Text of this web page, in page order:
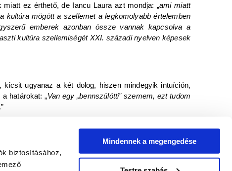
biztosításához,
Mindennek a megengedése
ez érthető, de Iancu Laura azt mondja: „ami miatt
kultúra mögött a szellemet a legkomolyabb értelemben
emberek azonban össze vannak kapcsolva a
kultúra szellemiségét XXI. századi nyelven képesek
kicsit ugyanaz a két dolog, hiszen mindegyik intuíción,
határokat: „Van egy „bennszülötti” szemem, ezt tudom